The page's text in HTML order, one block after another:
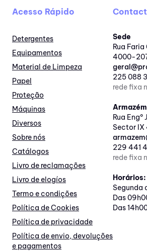
Acesso Rápido
Detergentes
Equipamentos
Material de Limpeza
Papel
Proteção
Máquinas
Diversos
Sobre nós
Catálogos
Livro de reclamações
Livro de elogíos
Termo e condições
Política de Cookies
Política de privacidade
Política de envio, devoluções
e pagamentos
Sede
Rua
4000-
225 088
rede fixa
Armazém
Rua
Sector
229 441
rede fixa
Horários:
Segunda
Das
Das